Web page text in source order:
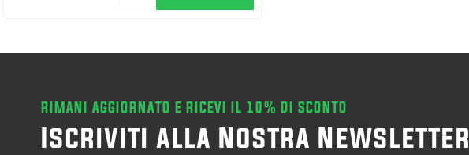
RIMANI AGGIORNATO E RICEVI IL 10% DI SCONTO
Iscriviti alla Nostra Newsletter